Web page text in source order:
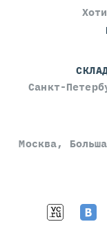
Санкт-
Москва,